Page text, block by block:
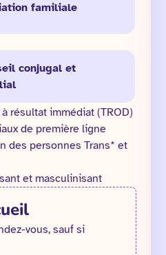
familiale
conjugal et
résultat immédiat (TROD)
de première ligne
des personnes Trans* et
et masculinisant
vous, sauf si